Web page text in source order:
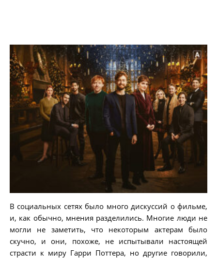
В социальных сетях было много дискуссий о фильме,
и, как обычно, мнения разделились. Многие люди не
могли не заметить, что некоторым актерам было
скучно, и они, похоже, не испытывали настоящей
страсти к миру Гарри Поттера, но другие говорили,